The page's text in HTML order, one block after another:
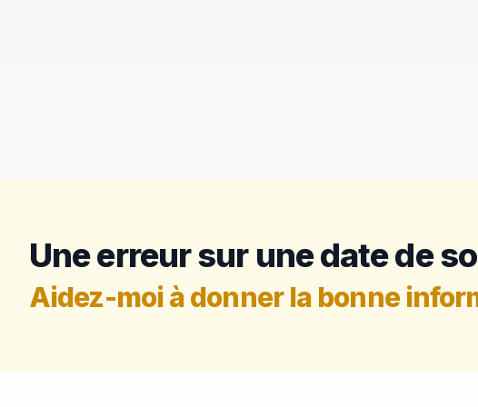
Une erreur sur une date de
Aidez-moi à donner la bonne